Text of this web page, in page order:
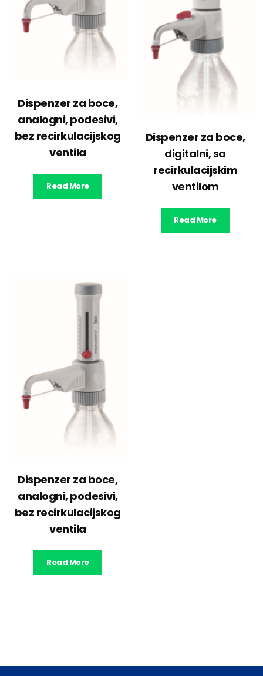
Dispenzer za boce,
analogni, podesivi,
bez recirkulacijskog
ventila
Read More
Dispenzer za boce,
digitalni, sa
recirkulacijskim
ventilom
Read More
Dispenzer za boce,
analogni, podesivi,
bez recirkulacijskog
ventila
Read More